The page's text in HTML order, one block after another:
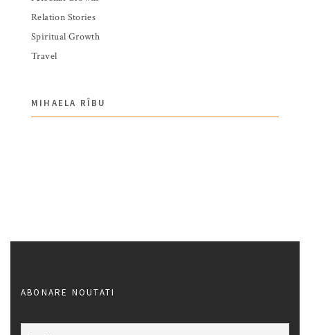
Relation Stories
Spiritual Growth
Travel
MIHAELA RÎBU
ABONARE NOUTATI